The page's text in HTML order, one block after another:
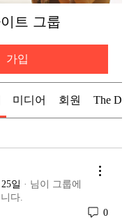
트 그룹
가입
미디어 회원 The Dao
일 · 님이 그룹에
다.
0